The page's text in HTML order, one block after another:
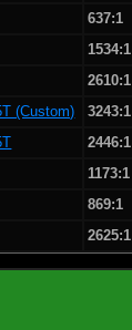
637:1
1534:1
2610:1
(Custom)
3243:1
2446:1
1173:1
869:1
2625:1